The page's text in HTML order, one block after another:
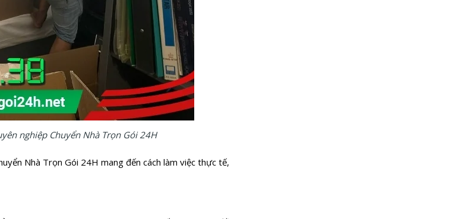
nghiệp Chuyển Nhà Trọn Gói 24H
Nhà Trọn Gói 24H mang đến cách làm việc thực tế,